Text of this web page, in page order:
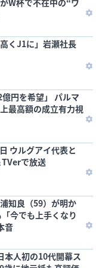
W杯で不在中の“ワ
くJ1に」岩瀬社長
円を希望」 パルマ
最高額の成立有力視
ウルグアイ代表と
で放送
知良（59）が明か
今でも上手くなり
音
人初の10代開幕ス